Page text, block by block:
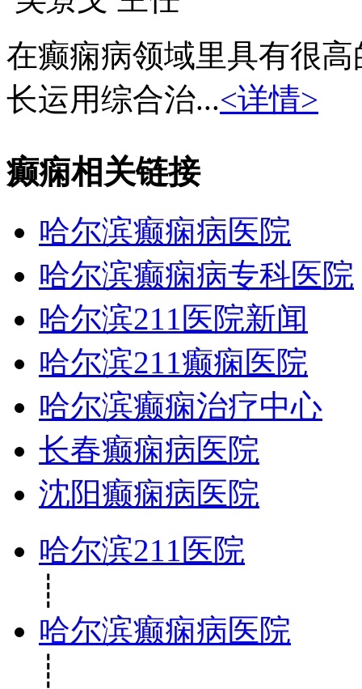
在癫痫病领域里具有很
长运用综合治...<详情>
癫痫相关链接
哈尔滨癫痫病医院
哈尔滨癫痫病专科医院
哈尔滨211医院新闻
哈尔滨211癫痫医院
哈尔滨癫痫治疗中心
长春癫痫病医院
沈阳癫痫病医院
哈尔滨211医院
┊
哈尔滨癫痫病医院
┊